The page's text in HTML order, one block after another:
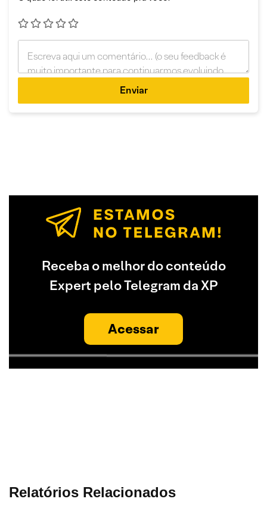
Enviar
Receba o melhor do conteúdo
Expert pelo Telegram da XP
Acessar
Relatórios Relacionados